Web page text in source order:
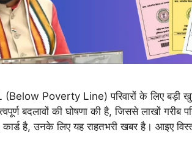
(Below Poverty Line) परिवारों के लिए बड़ी
बदलावों की घोषणा की है, जिससे लाखों गरीब
है, उनके लिए यह राहतभरी खबर है। आइए